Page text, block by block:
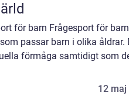
för barn Frågesport för
passar barn i olika åldrar.
förmåga samtidigt som
12 maj